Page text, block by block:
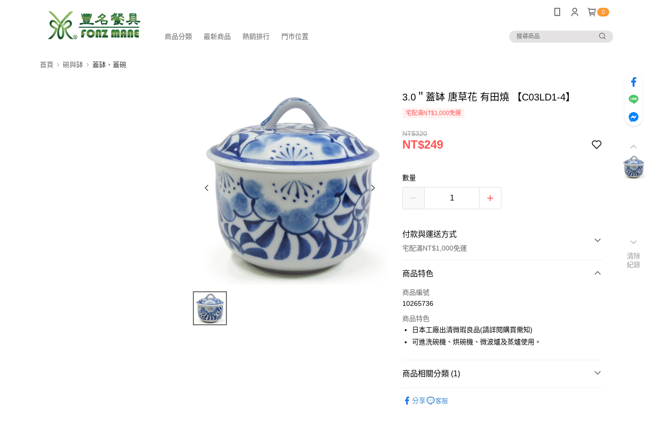
0
商品分類 最新商品 熱銷排行 門市位置
首頁 碗與缽 蓋缽、蓋碗
3.0＂蓋缽 唐草花 有田燒 【C03LD1-4】
宅配滿NT$1,000免運
NT$320
NT$249
數量
付款與運送方式
宅配滿NT$1,000免運
付款方式
信用卡一次付款
Apple Pay
街口支付
ATM付款
商品特色
商品編號
10265736
商品特色
日本工廠出清微瑕良品(請詳閱購買需知)
可進洗碗機、烘碗機、微波爐及蒸爐使用。
商品相關分類 (1)
分享
客服
清除
紀錄